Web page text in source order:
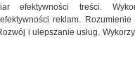
efektywności treści.
reklam.
i ulepszanie usług.